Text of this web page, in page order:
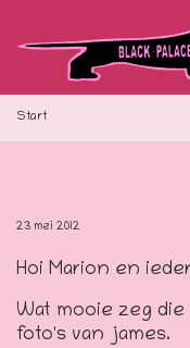
Start
23 mei 2012
Hoi Marion en
Wat mooie zeg
foto's van james.